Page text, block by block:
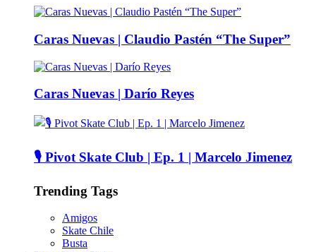
Caras Nuevas | Claudio Pastén “The Super”
Caras Nuevas | Darío Reyes
🎙️ Pivot Skate Club | Ep. 1 | Marcelo Jimenez
Trending Tags
Amigos
Skate Chile
Busta